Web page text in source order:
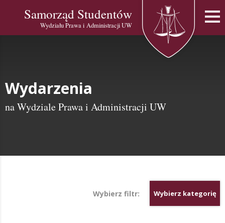
Samorząd Studentów
Wydziału Prawa i Administracji UW
Wydarzenia
na Wydziale Prawa i Administracji UW
Wybierz filtr: Wybierz kategorię